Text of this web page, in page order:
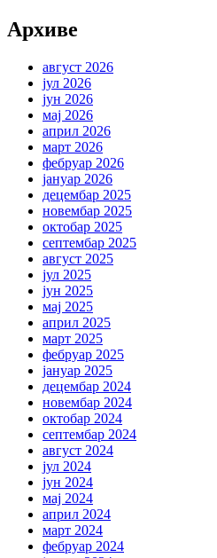
Архиве
август 2026
јул 2026
јун 2026
мај 2026
април 2026
март 2026
фебруар 2026
јануар 2026
децембар 2025
новембар 2025
октобар 2025
септембар 2025
август 2025
јул 2025
јун 2025
мај 2025
април 2025
март 2025
фебруар 2025
јануар 2025
децембар 2024
новембар 2024
октобар 2024
септембар 2024
август 2024
јул 2024
јун 2024
мај 2024
април 2024
март 2024
фебруар 2024